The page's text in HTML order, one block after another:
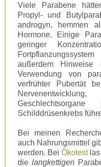
Viele Parabene
Propyl- und
androgyn, hemmen
Hormone. Einige
geringer
außerdem
Verwendung von
verfrühter Pubertät
Schilddrüsenkrebs
Bei meinen
auch Nahrungsmittel
werden. BeiÖkotestlas
dielangkettigen